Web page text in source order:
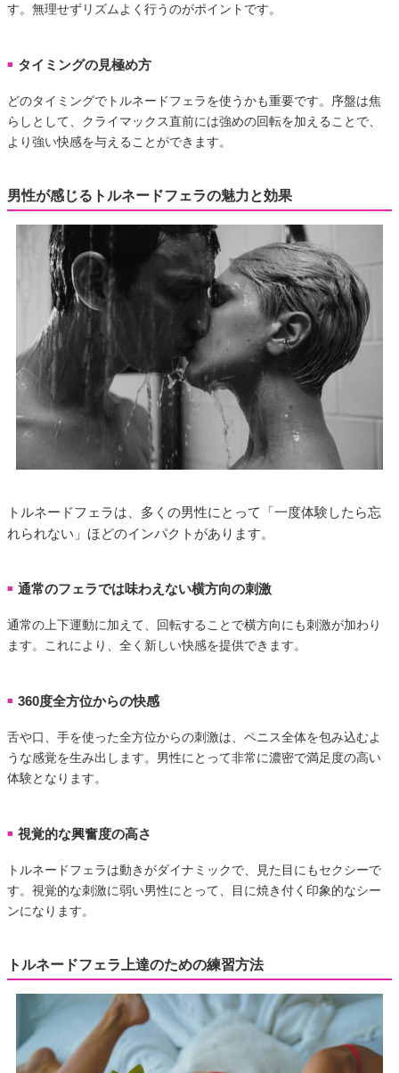
す。無理せずリズムよく行うのがポイントです。
■ タイミングの見極め方
どのタイミングでトルネードフェラを使うかも重要です。序盤は焦
らしとして、クライマックス直前には強めの回転を加えることで、
より強い快感を与えることができます。
男性が感じるトルネードフェラの魅力と効果
トルネードフェラは、多くの男性にとって「一度体験したら忘
れられない」ほどのインパクトがあります。
■ 通常のフェラでは味わえない横方向の刺激
通常の上下運動に加えて、回転することで横方向にも刺激が加わり
ます。これにより、全く新しい快感を提供できます。
■ 360度全方位からの快感
舌や口、手を使った全方位からの刺激は、ペニス全体を包み込むよ
うな感覚を生み出します。男性にとって非常に濃密で満足度の高い
体験となります。
■ 視覚的な興奮度の高さ
トルネードフェラは動きがダイナミックで、見た目にもセクシーで
す。視覚的な刺激に弱い男性にとって、目に焼き付く印象的なシー
ンになります。
トルネードフェラ上達のための練習方法